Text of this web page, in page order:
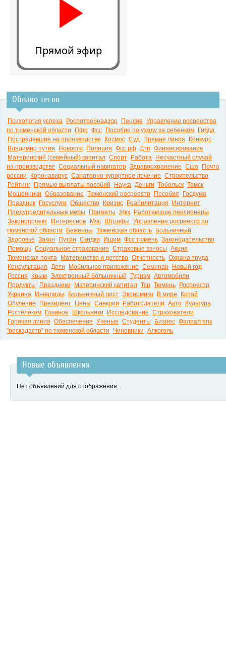
Прямой эфир
Облако тегов
Психология успеха Роспотребнадзор Пенсия Управление росреестра
по тюменской области
Пфр Фсс Пособие по уходу за ребенком
Гибдд
Пострадавшие на производстве
Космос Суд Прямая линия
Конкурс
Владимир путин
Новости Полиция Фсс рф Дтп Финансирование
Материнский (семейный) капитал Спорт Работа
Несчастный случай
на производстве Социальный навигатор Здравоохранение Сша
Почта
россии
Коронавирус Санаторно-курортное лечение Строительство
Рейтинг
Прямые выплаты пособий Наука Деньги Тобольск Томск
Мошенники Образование Тюменский росреестр Пособия
Госдума
Праздник
Госуслуги Общество Кризис Реабилитация
Интернет
Предупредительные меры
Приметы Жкх
Работающие пенсионеры
Законопроект
Интересное Мчс Штрафы Управление росреестр по
тюменской области
Беженцы Тюменская область
Больничный
Здоровье Закон Путин Скидки Ишим Фсс тюмень Законодательство
Помощь Социальное страхование Страховые взносы Акция
Тюменская почта
Материнство и детство Отчетность Охрана труда
Консультация Дети Мобильное приложение Семинар
Новый год
Россия
Крым Электронный больничный Туризм Автомобили
Продукты
Праздники Материнский капитал Тср Тюмень
Росреестр
Украина
Инвалиды Больничный лист Экономика В мире
Китай
Обучение
Президент Цены Санкции Работодатели Авто
Культура
Ростелеком
Главное Школьники Исследование Страхователи
Горячая линия Обеспечение Ученые Студенты Бизнес Филиал ппк
"роскадастр" по тюменской области
Чиновники Алкоголь
Новые объявления
Нет объявлений для отображения.